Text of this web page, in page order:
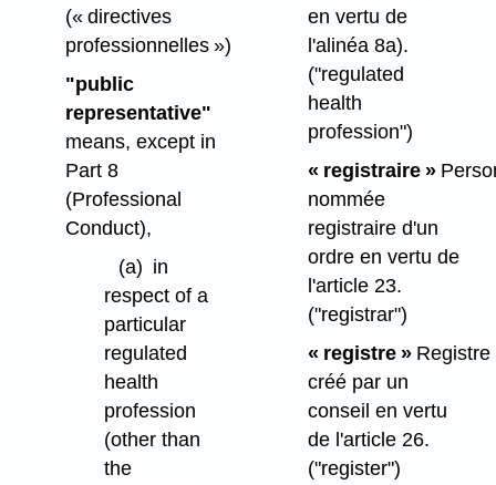
(« directives
professionnelles »)
"public
representative"
means, except in
Part 8
(Professional
Conduct),
(a) in
respect of a
particular
regulated
health
profession
(other than
the
en vertu de
l'alinéa 8a).
("regulated
health
profession")
« registraire »
nommée
registraire d'un
ordre en vertu de
l'article 23.
("registrar")
« registre »Registre
créé par un
conseil en vertu
de l'article 26.
("register")